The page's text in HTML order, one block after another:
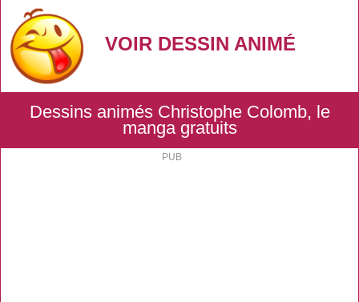
VOIR DESSIN ANIMÉ
Dessins animés Christophe Colomb, le
manga gratuits